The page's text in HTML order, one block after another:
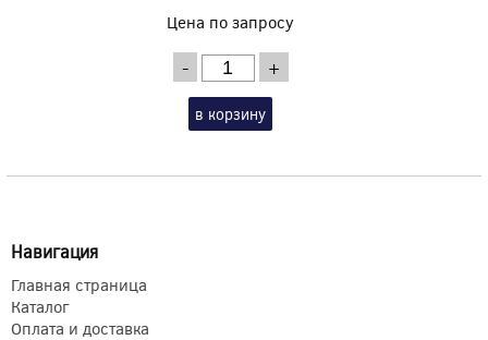
Цена по запросу
- +
в корзину
Навигация
Главная страница
Каталог
Оплата и доставка